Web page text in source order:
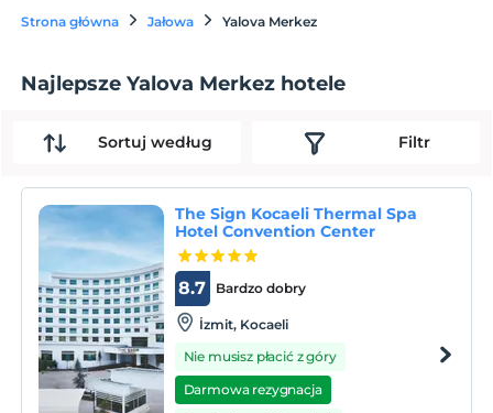
Strona główna Jałowa Yalova Merkez
Najlepsze Yalova Merkez hotele
Sortuj według Filtr
The Sign Kocaeli Thermal Spa
Hotel Convention Center
Bardzo dobry
8.7
İzmit, Kocaeli
Nie musisz płacić z góry
Darmowa rezygnacja